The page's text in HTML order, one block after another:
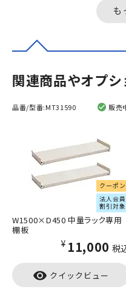
も
関連商品やオプ
品番/型番:MT31590 販売
クーポン
法人会員
割引対象
W1500×D450 中量ラック専用
棚板
¥11,000 税
visibility クイックビュー